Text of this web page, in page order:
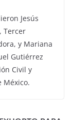
Jesús
Tercer
y Mariana
Gutiérrez
Civil y
México.